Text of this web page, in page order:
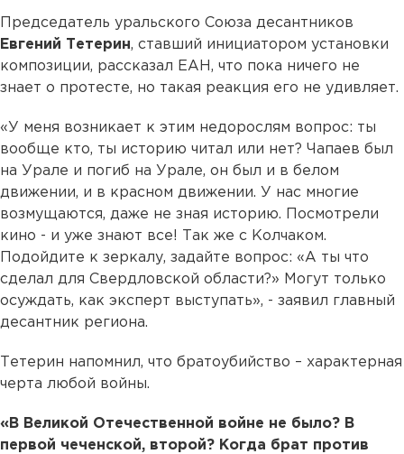
Председатель уральского Союза десантников
Евгений Тетерин, ставший инициатором установки
композиции, рассказал ЕАН, что пока ничего не
знает о протесте, но такая реакция его не удивляет.
«У меня возникает к этим недорослям вопрос: ты
вообще кто, ты историю читал или нет? Чапаев был
на Урале и погиб на Урале, он был и в белом
движении, и в красном движении. У нас многие
возмущаются, даже не зная историю. Посмотрели
кино - и уже знают все! Так же с Колчаком.
Подойдите к зеркалу, задайте вопрос: «А ты что
сделал для Свердловской области?» Могут только
осуждать, как эксперт выступать», - заявил главный
десантник региона.
Тетерин напомнил, что братоубийство – характерная
черта любой войны.
«В Великой Отечественной войне не было? В
первой чеченской, второй? Когда брат против